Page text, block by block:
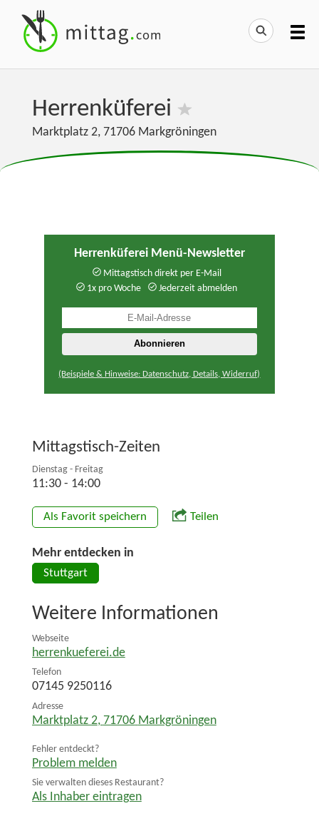
Herrenküferei
Marktplatz 2, 71706 Markgröningen
Herrenküferei Menü-Newsletter
Mittagstisch direkt per E-Mail
1x pro Woche
Jederzeit abmelden
(Beispiele & Hinweise: Datenschutz, Details, Widerruf)
Mittagstisch-Zeiten
Dienstag - Freitag
11:30 - 14:00
Als Favorit speichern Teilen
Mehr entdecken in
Stuttgart
Weitere Informationen
Webseite
herrenkueferei.de
Telefon
07145 9250116
Adresse
Marktplatz 2, 71706 Markgröningen
Fehler entdeckt?
Problem melden
Sie verwalten dieses Restaurant?
Als Inhaber eintragen